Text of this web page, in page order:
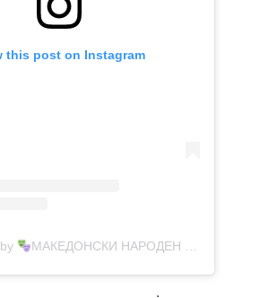
this post on Instagram
МАКЕДОНСКИ НАРОДЕН ТЕАТАР